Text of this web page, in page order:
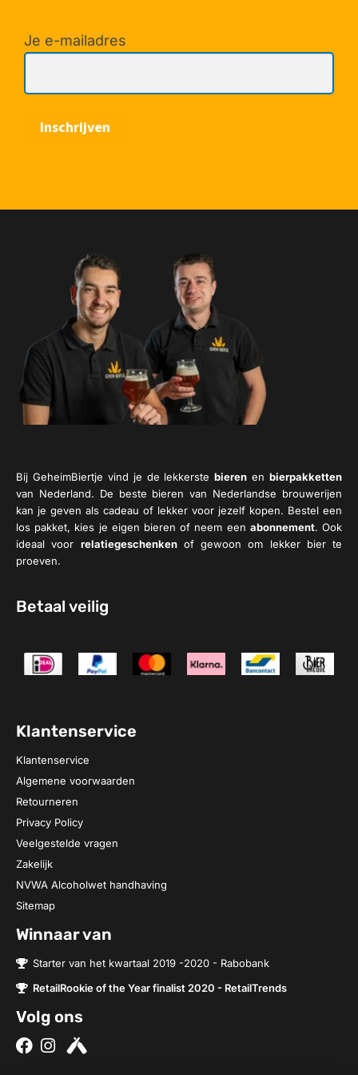
Je e-mailadres
Bij GeheimBiertje vind je de lekkerstebieren en bierpakketten
van Nederland. De beste bieren van Nederlandse brouwerijen
kan je geven als cadeau of lekker voor jezelf kopen. Bestel een
los pakket, kies je eigen bieren of neem een abonnement. Ook
ideaal voor relatiegeschenkenof gewoon om lekker bier te
proeven.
Betaal veilig
Klantenservice
Klantenservice
Algemene voorwaarden
Retourneren
Privacy Policy
Veelgestelde vragen
Zakelijk
NVWA Alcoholwet handhaving
Sitemap
Winnaar van
Starter van het kwartaal 2019 -2020 - Rabobank
RetailRookie of the Year finalist 2020 - RetailTrends
Volg ons